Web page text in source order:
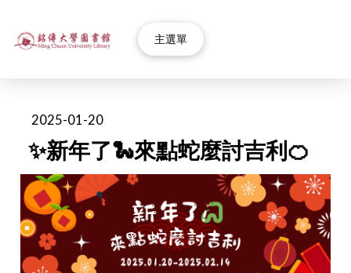
主選單
2025-01-20
✨新年了🐍來點蛇麼討吉利🍊